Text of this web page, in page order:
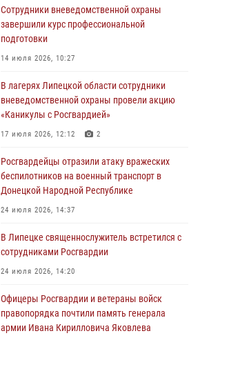
ВСУ
04 августа 2026, 09:05
Росгвардия обеспечила безопасность
Липецке
03 августа 2026, 13:43 1
Росгвардейцы обеспечили безопасность
03 августа 2026, 13:41 1
Росгвардия противодействует БПЛА ВСУ на
южном направлении (видео)
Росгвардия обеспечила охрану порядка во
время проведения фестивалей в Липецке
Сотрудники вневедомственной охраны
завершили курс профессиональной
подготовки
14 июля 2026, 10:27
В лагерях Липецкой области сотрудники
вневедомственной охраны провели акцию
«Каникулы с Росгвардией»
17 июля 2026, 12:12 2
Росгвардейцы отразили атаку вражеских
беспилотников на военный транспорт в
Донецкой Народной Республике
24 июля 2026, 14:37
В Липецке священнослужитель встретился с
сотрудниками Росгвардии
24 июля 2026, 14:20
Офицеры Росгвардии и ветераны войск
правопорядка почтили память генерала
армии Ивана Кирилловича Яковлева